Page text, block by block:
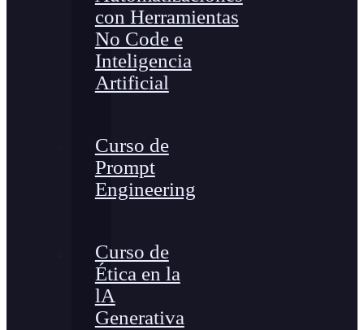
con Herramientas
No Code e
Inteligencia
Artificial
Curso de
Prompt
Engineering
Curso de
Ética en la
lA
Generativa